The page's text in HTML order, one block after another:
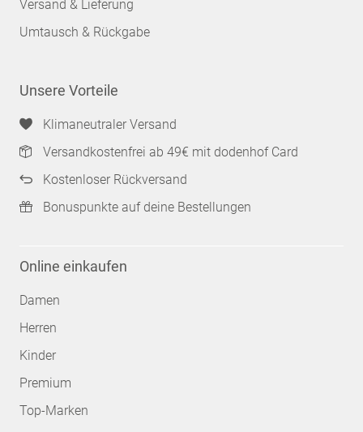
Versand & Lieferung
Umtausch & Rückgabe
Unsere Vorteile
Klimaneutraler Versand
Versandkostenfrei ab 49€ mit dodenhof Card
Kostenloser Rückversand
Bonuspunkte auf deine Bestellungen
Online einkaufen
Damen
Herren
Kinder
Premium
Top-Marken